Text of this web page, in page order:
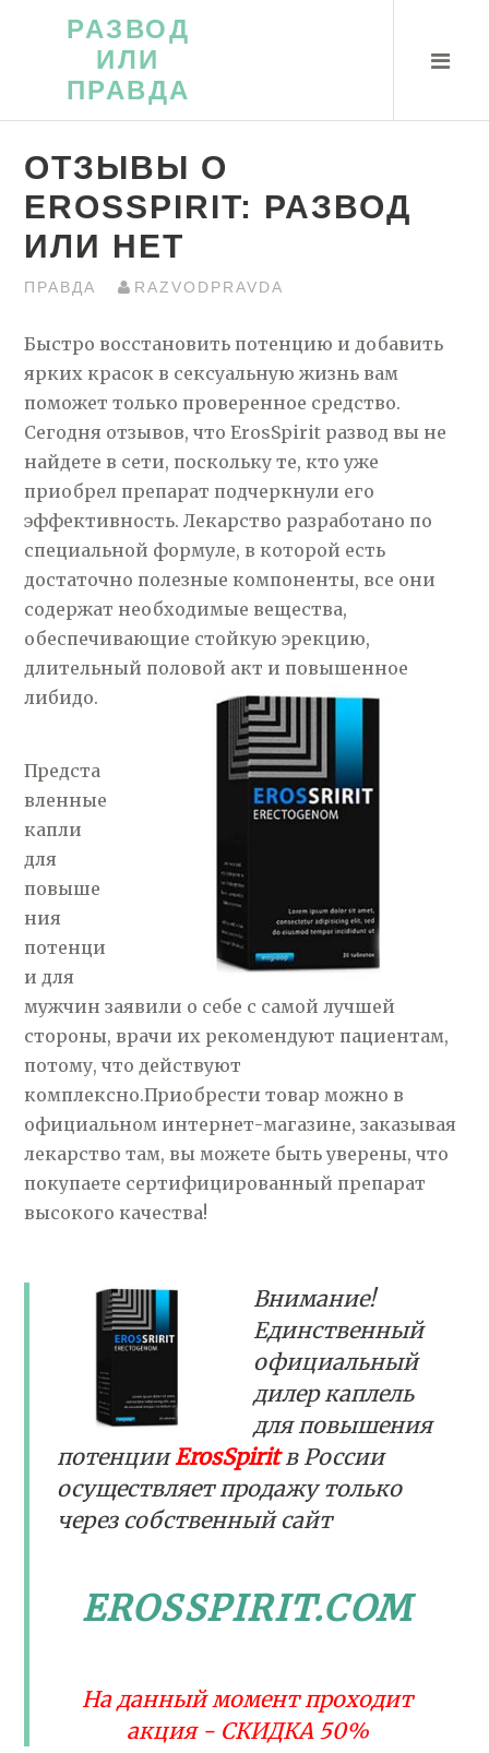
РАЗВОД
ИЛИ
ПРАВДА
ОТЗЫВЫ О
EROSSPIRIT: РАЗВОД
ИЛИ НЕТ
ПРАВДА RAZVODPRAVDA
Быстро восстановить потенцию и добавить
ярких красок в сексуальную жизнь вам
поможет только проверенное средство.
Сегодня отзывов, что ErosSpirit развод вы не
найдете в сети, поскольку те, кто уже
приобрел препарат подчеркнули его
эффективность. Лекарство разработано по
специальной формуле, в которой есть
достаточно полезные компоненты, все они
содержат необходимые вещества,
обеспечивающие стойкую эрекцию,
длительный половой акт и повышенное
либидо.
Предста
вленные
капли
для
повыше
ния
потенци
и для
мужчин заявили о себе с самой лучшей
стороны, врачи их рекомендуют пациентам,
потому, что действуют
комплексно.Приобрести товар можно в
официальном интернет-магазине, заказывая
лекарство там, вы можете быть уверены, что
покупаете сертифицированный препарат
высокого качества!
Внимание!
Единственный
официальный
дилер каплель
для повышения
потенцииErosSpiritв России
осуществляет продажу только
через собственный сайт
EROSSPIRIT.COM
На данный момент проходит
акция - СКИДКА 50%